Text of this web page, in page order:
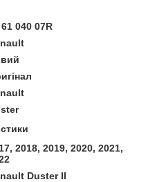
040 07R
2018, 2019, 2020, 2021,
Duster II